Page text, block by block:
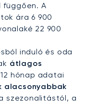
A
ára 6 900
22 900
induló és oda
átlagos
hónap adatai
alacsonyabbak
szezonalitástól, a